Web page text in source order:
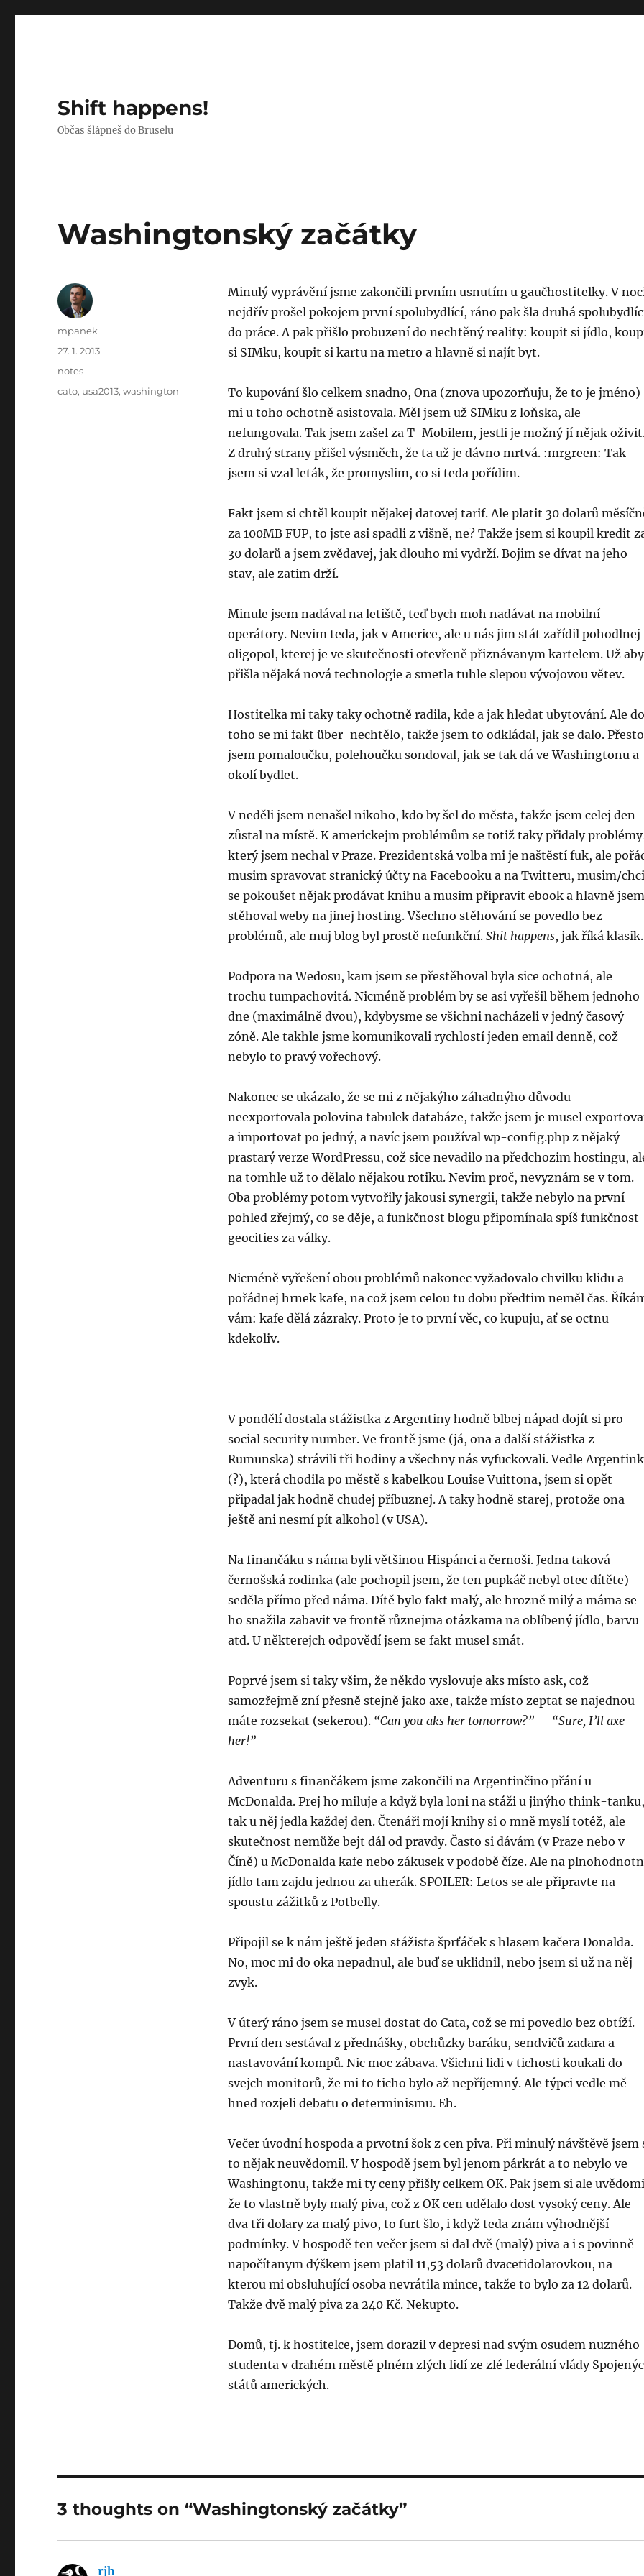
Shift happens!
Občas šlápneš do Bruselu
Washingtonský začátky
Minulý vyprávění jsme zakončili prvním usnutím u gaučhostitelky. V
nejdřív prošel pokojem první spolubydlící, ráno pak šla druhá
do práce. A pak přišlo probuzení do nechtěný reality: koupit si jídlo,
si SIMku, koupit si kartu na metro a hlavně si najít byt.
To kupování šlo celkem snadno, Ona (znova upozorňuju, že to je jméno)
mi u toho ochotně asistovala. Měl jsem už SIMku z loňska, ale
nefungovala. Tak jsem zašel za T-Mobilem, jestli je možný jí nějak
Z druhý strany přišel výsměch, že ta už je dávno mrtvá. :mrgreen: Tak
jsem si vzal leták, že promyslim, co si teda pořídim.
Fakt jsem si chtěl koupit nějakej datovej tarif. Ale platit 30 dolarů
za 100MB FUP, to jste asi spadli z višně, ne? Takže jsem si koupil kredit
30 dolarů a jsem zvědavej, jak dlouho mi vydrží. Bojim se dívat na jeho
stav, ale zatim drží.
Minule jsem nadával na letiště, teď bych moh nadávat na mobilní
operátory. Nevim teda, jak v Americe, ale u nás jim stát zařídil pohodlnej
oligopol, kterej je ve skutečnosti otevřeně přiznávanym kartelem. Už aby
přišla nějaká nová technologie a smetla tuhle slepou vývojovou větev.
Hostitelka mi taky taky ochotně radila, kde a jak hledat ubytování. Ale do
toho se mi fakt über-nechtělo, takže jsem to odkládal, jak se dalo. Přesto
jsem pomaloučku, polehoučku sondoval, jak se tak dá ve Washingtonu a
okolí bydlet.
V neděli jsem nenašel nikoho, kdo by šel do města, takže jsem celej den
zůstal na místě. K americkejm problémům se totiž taky přidaly
který jsem nechal v Praze. Prezidentská volba mi je naštěstí fuk, ale
musim spravovat stranický účty na Facebooku a na Twitteru, musim/chci
se pokoušet nějak prodávat knihu a musim připravit ebook a hlavně jsem
stěhoval weby na jinej hosting. Všechno stěhování se povedlo bez
problémů, ale muj blog byl prostě nefunkční. Shit happens, jak říká klasik.
Podpora na Wedosu, kam jsem se přestěhoval byla sice ochotná, ale
trochu tumpachovitá. Nicméně problém by se asi vyřešil během jednoho
dne (maximálně dvou), kdybysme se všichni nacházeli v jedný časový
zóně. Ale takhle jsme komunikovali rychlostí jeden email denně, což
nebylo to pravý vořechový.
Nakonec se ukázalo, že se mi z nějakýho záhadnýho důvodu
neexportovala polovina tabulek databáze, takže jsem je musel
a importovat po jedný, a navíc jsem používal wp-config.php z nějaký
prastarý verze WordPressu, což sice nevadilo na předchozim hostingu,
na tomhle už to dělalo nějakou rotiku. Nevim proč, nevyznám se v tom.
Oba problémy potom vytvořily jakousi synergii, takže nebylo na první
pohled zřejmý, co se děje, a funkčnost blogu připomínala spíš funkčnost
geocities za války.
Nicméně vyřešení obou problémů nakonec vyžadovalo chvilku klidu a
pořádnej hrnek kafe, na což jsem celou tu dobu předtim neměl čas.
vám: kafe dělá zázraky. Proto je to první věc, co kupuju, ať se octnu
kdekoliv.
—
V pondělí dostala stážistka z Argentiny hodně blbej nápad dojít si pro
social security number. Ve frontě jsme (já, ona a další stážistka z
Rumunska) strávili tři hodiny a všechny nás vyfuckovali. Vedle
(?), která chodila po městě s kabelkou Louise Vuittona, jsem si opět
připadal jak hodně chudej příbuznej. A taky hodně starej, protože ona
ještě ani nesmí pít alkohol (v USA).
Na finančáku s náma byli většinou Hispánci a černoši. Jedna taková
černošská rodinka (ale pochopil jsem, že ten pupkáč nebyl otec dítěte)
seděla přímo před náma. Dítě bylo fakt malý, ale hrozně milý a máma se
ho snažila zabavit ve frontě různejma otázkama na oblíbený jídlo, barvu
atd. U některejch odpovědí jsem se fakt musel smát.
Poprvé jsem si taky všim, že někdo vyslovuje aks místo ask, což
samozřejmě zní přesně stejně jako axe, takže místo zeptat se najednou
máte rozsekat (sekerou). “Can you aks her tomorrow?” — “Sure, I’ll axe
her!”
Adventuru s finančákem jsme zakončili na Argentinčino přání u
McDonalda. Prej ho miluje a když byla loni na stáži u jinýho think-tanku,
tak u něj jedla každej den. Čtenáři mojí knihy si o mně myslí totéž, ale
skutečnost nemůže bejt dál od pravdy. Často si dávám (v Praze nebo v
Číně) u McDonalda kafe nebo zákusek v podobě číze. Ale na
jídlo tam zajdu jednou za uherák. SPOILER: Letos se ale připravte na
spoustu zážitků z Potbelly.
Připojil se k nám ještě jeden stážista šprťáček s hlasem kačera Donalda.
No, moc mi do oka nepadnul, ale buď se uklidnil, nebo jsem si už na něj
zvyk.
V úterý ráno jsem se musel dostat do Cata, což se mi povedlo bez obtíží.
První den sestával z přednášky, obchůzky baráku, sendvičů zadara a
nastavování kompů. Nic moc zábava. Všichni lidi v tichosti koukali do
svejch monitorů, že mi to ticho bylo až nepříjemný. Ale týpci vedle mě
hned rozjeli debatu o determinismu. Eh.
Večer úvodní hospoda a prvotní šok z cen piva. Při minulý návštěvě jsem
to nějak neuvědomil. V hospodě jsem byl jenom párkrát a to nebylo ve
Washingtonu, takže mi ty ceny přišly celkem OK. Pak jsem si ale
že to vlastně byly malý piva, což z OK cen udělalo dost vysoký ceny. Ale
dva tři dolary za malý pivo, to furt šlo, i když teda znám výhodnější
podmínky. V hospodě ten večer jsem si dal dvě (malý) piva a i s povinně
napočítanym dýškem jsem platil 11,53 dolarů dvacetidolarovkou, na
kterou mi obsluhující osoba nevrátila mince, takže to bylo za 12 dolarů.
Takže dvě malý piva za 240 Kč. Nekupto.
Domů, tj. k hostitelce, jsem dorazil v depresi nad svým osudem nuzného
studenta v drahém městě plném zlých lidí ze zlé federální vlády
států amerických.
Author
mpanek
Posted
27. 1. 2013
Categories
notes
Tags
cato, usa2013,washington
3 thoughts on “Washingtonský začátky”
rjh